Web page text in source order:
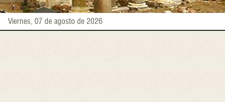
Viernes, 07 de agosto de 2026